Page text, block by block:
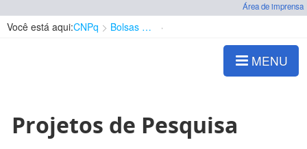
Área de imprensa
Você está aqui:CNPq Bolsas e Auxílios Vigentes
MENU
Projetos de Pesquisa